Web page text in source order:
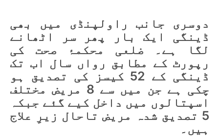
دوسری جانب راولپنڈی میں بھی
ڈینگی ایک بار پھر سر اٹھانے
لگا ہے۔ ضلعی محکمۂ صحت کی
رپورٹ کے مطابق رواں سال اب تک
ڈینگی کے 52 کیسز کی تصدیق ہو
چکی ہے جن میں سے 8 مریض مختلف
اسپتالوں میں داخل کیے گئے جبکہ
5 تصدیق شدہ مریض تاحال زیرِ علاج
ہیں۔